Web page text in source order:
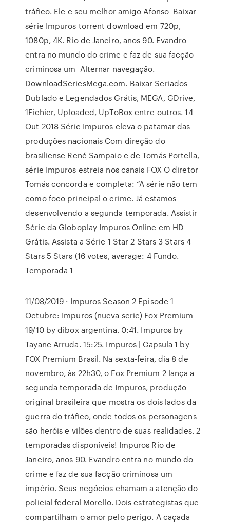
tráfico. Ele e seu melhor amigo Afonso Baixar
série Impuros torrent download em 720p,
1080p, 4K. Rio de Janeiro, anos 90. Evandro
entra no mundo do crime e faz de sua facção
criminosa um Alternar navegação.
DownloadSeriesMega.com. Baixar Seriados
Dublado e Legendados Grátis, MEGA, GDrive,
1Fichier, Uploaded, UpToBox entre outros. 14
Out 2018 Série Impuros eleva o patamar das
produções nacionais Com direção do
brasiliense René Sampaio e de Tomás Portella,
série Impuros estreia nos canais FOX O diretor
Tomás concorda e completa: “A série não tem
como foco principal o crime. Já estamos
desenvolvendo a segunda temporada. Assistir
Série da Globoplay Impuros Online em HD
Grátis. Assista a Série 1 Star 2 Stars 3 Stars 4
Stars 5 Stars (16 votes, average: 4 Fundo.
Temporada 1
11/08/2019 · Impuros Season 2 Episode 1
Octubre: Impuros (nueva serie) Fox Premium
19/10 by dibox argentina. 0:41. Impuros by
Tayane Arruda. 15:25. Impuros | Capsula 1 by
FOX Premium Brasil. Na sexta-feira, dia 8 de
novembro, às 22h30, o Fox Premium 2 lança a
segunda temporada de Impuros, produção
original brasileira que mostra os dois lados da
guerra do tráfico, onde todos os personagens
são heróis e vilões dentro de suas realidades. 2
temporadas disponíveis! Impuros Rio de
Janeiro, anos 90. Evandro entra no mundo do
crime e faz de sua facção criminosa um
império. Seus negócios chamam a atenção do
policial federal Morello. Dois estrategistas que
compartilham o amor pelo perigo. A caçada